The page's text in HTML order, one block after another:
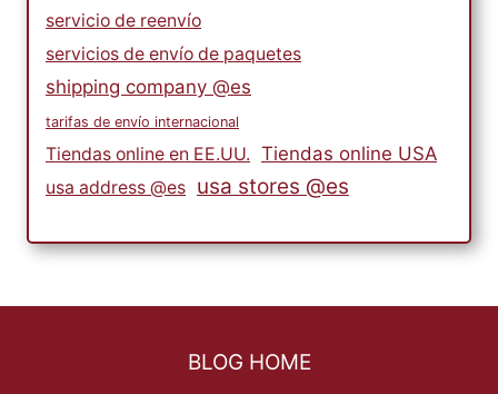
servicio de reenvío
servicios de envío de paquetes
shipping company @es
tarifas de envío internacional
Tiendas online en EE.UU. Tiendas online USA
usa address @es usa stores @es
BLOG HOME